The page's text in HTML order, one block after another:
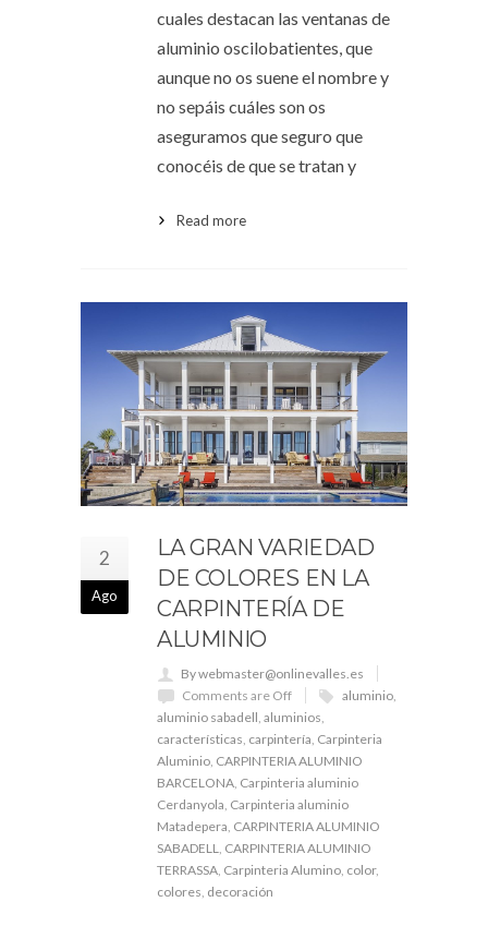
cuales destacan las ventanas de
aluminio oscilobatientes, que
aunque no os suene el nombre y
no sepáis cuáles son os
aseguramos que seguro que
conocéis de que se tratan y
Read more
2
Ago
LA GRAN VARIEDAD
DE COLORES EN LA
CARPINTERÍA DE
ALUMINIO
By webmaster@onlinevalles.es
Comments are Off
aluminio,
aluminio sabadell, aluminios,
características, carpintería, Carpinteria
Aluminio, CARPINTERIA ALUMINIO
BARCELONA, Carpinteria aluminio
Cerdanyola, Carpinteria aluminio
Matadepera, CARPINTERIA ALUMINIO
SABADELL, CARPINTERIA ALUMINIO
TERRASSA, Carpinteria Alumino, color,
colores, decoración